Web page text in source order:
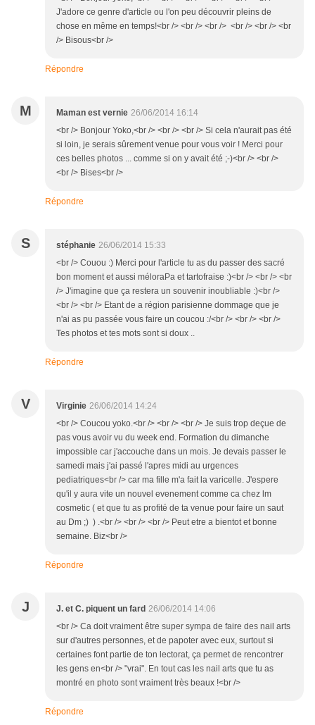
J'adore ce genre d'article ou l'on peu découvrir pleins de
chose en même en temps!<br /> <br /> <br /> <br /> <br /> <br
/> Bisous<br />
Répondre
M Maman est vernie 26/06/2014 16:14
<br /> Bonjour Yoko,<br /> <br /> <br /> Si cela n'aurait pas été
si loin, je serais sûrement venue pour vous voir ! Merci pour
ces belles photos ... comme si on y avait été ;-)<br /> <br />
<br /> Bises<br />
Répondre
S stéphanie 26/06/2014 15:33
<br /> Couou :) Merci pour l'article tu as du passer des sacré
bon moment et aussi méloraPa et tartofraise :)<br /> <br /> <br
/> J'imagine que ça restera un souvenir inoubliable :)<br />
<br /> <br /> Etant de a région parisienne dommage que je
n'ai as pu passée vous faire un coucou :/<br /> <br /> <br />
Tes photos et tes mots sont si doux ..
Répondre
V Virginie 26/06/2014 14:24
<br /> Coucou yoko.<br /> <br /> <br /> Je suis trop deçue de
pas vous avoir vu du week end. Formation du dimanche
impossible car j'accouche dans un mois. Je devais passer le
samedi mais j'ai passé l'apres midi au urgences
pediatriques<br /> car ma fille m'a fait la varicelle. J'espere
qu'il y aura vite un nouvel evenement comme ca chez lm
cosmetic ( et que tu as profité de ta venue pour faire un saut
au Dm ;) ) .<br /> <br /> <br /> Peut etre a bientot et bonne
semaine. Biz<br />
Répondre
J J. et C. piquent un fard 26/06/2014 14:06
<br /> Ca doit vraiment être super sympa de faire des nail arts
sur d'autres personnes, et de papoter avec eux, surtout si
certaines font partie de ton lectorat, ça permet de rencontrer
les gens en<br /> "vrai". En tout cas les nail arts que tu as
montré en photo sont vraiment très beaux !<br />
Répondre